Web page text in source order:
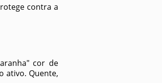
contra a
cor de
ativo. Quente,